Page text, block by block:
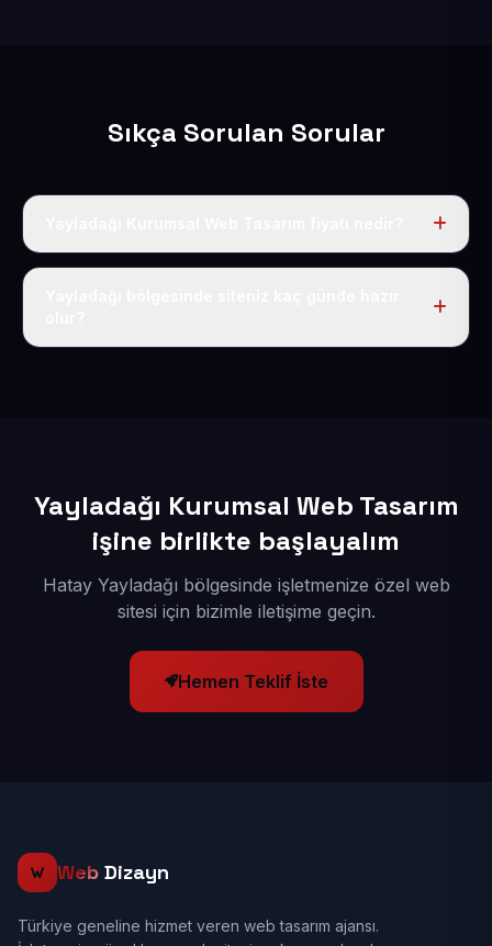
Sıkça Sorulan Sorular
Tek fiyat uygulanır: yıllık 50 USD + KDV. Bu bedele alan
Yayladağı Kurumsal Web Tasarım
işine birlikte başlayalım
Hatay Yayladağı bölgesinde işletmenize özel web
sitesi için bizimle iletişime geçin.
Hemen Teklif İste
Web Dizayn
Türkiye geneline hizmet veren web tasarım ajansı.